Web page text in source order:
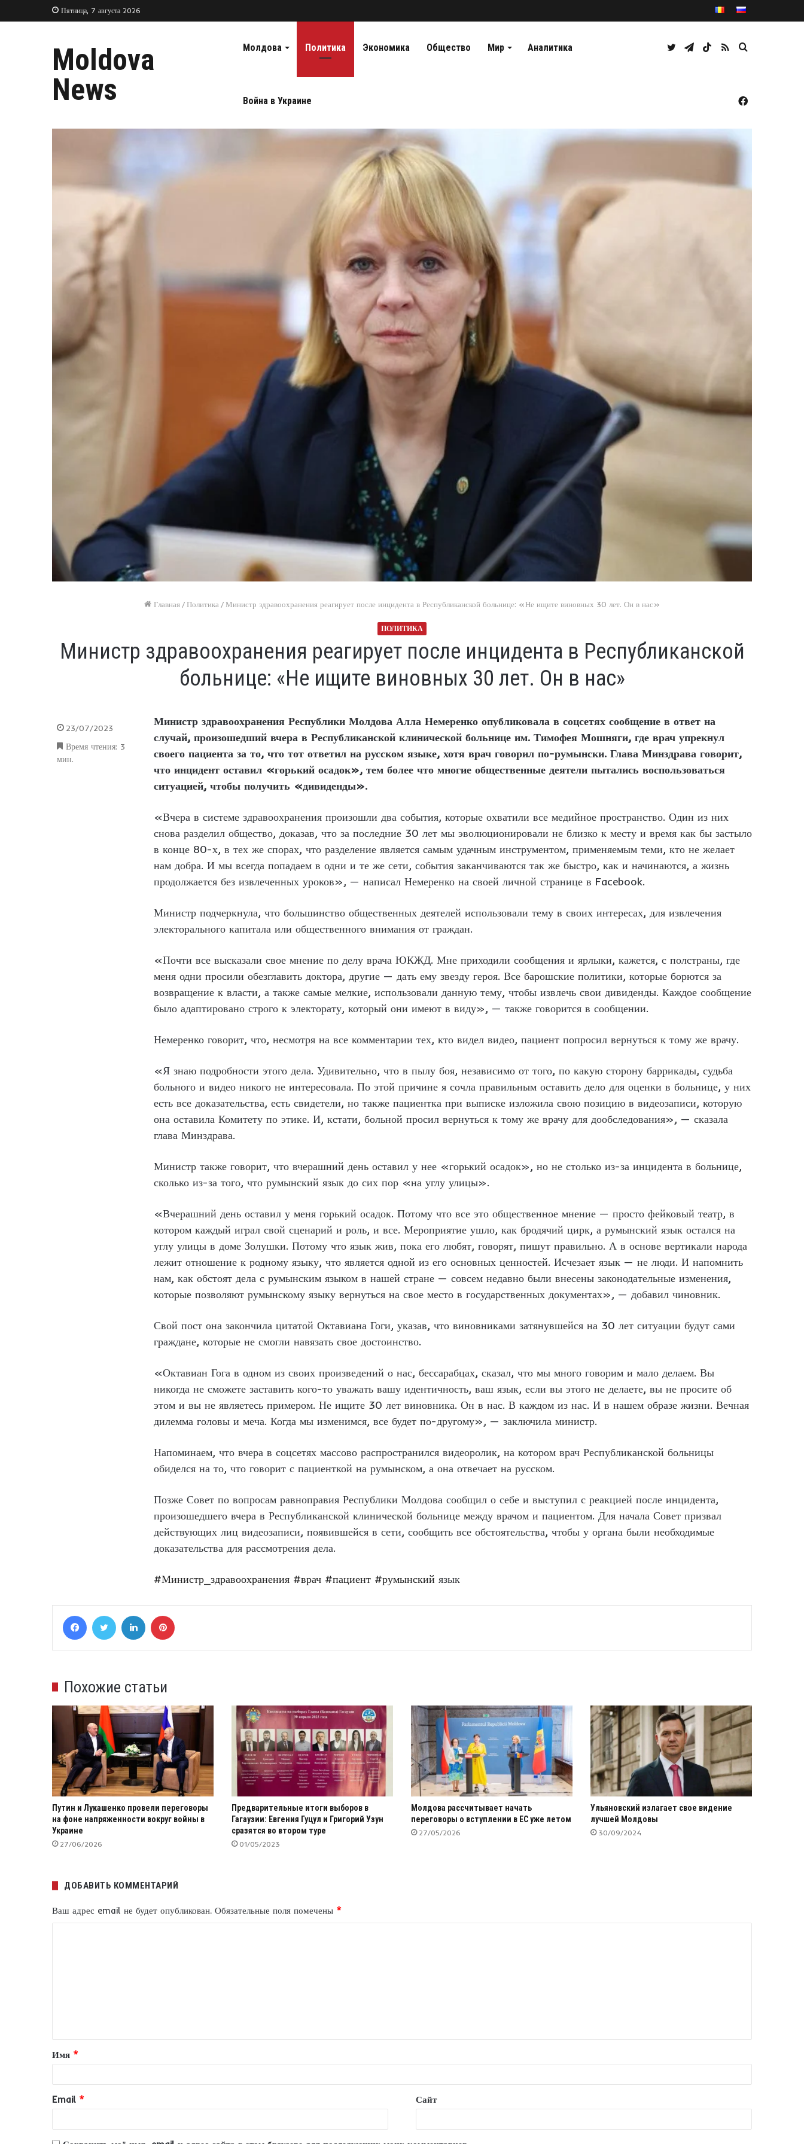
Пятница, 7 августа 2026
Moldova
News
Молдова Политика Экономика Общество Мир Аналитика
Война в Украине
Caută
RSS
TikTok
Telegram
Twitter
Facebook
Главная /Политика /Министр здравоохранения реагирует после инцидента в Республиканской больнице: «Не ищите виновных 30 лет. Он в нас»
ПОЛИТИКА
Министр здравоохранения реагирует после инцидента в Республиканской
больнице: «Не ищите виновных 30 лет. Он в нас»
Министр здравоохранения Республики Молдова Алла Немеренко опубликовала в соцсетях сообщение в ответ на
случай, произошедший вчера в Республиканской клинической больнице им. Тимофея Мошняги, где врач упрекнул
своего пациента за то, что тот ответил на русском языке, хотя врач говорил по-румынски. Глава Минздрава говорит,
что инцидент оставил «горький осадок», тем более что многие общественные деятели пытались воспользоваться
ситуацией, чтобы получить «дивиденды».
«Вчера в системе здравоохранения произошли два события, которые охватили все медийное пространство. Один из них
снова разделил общество, доказав, что за последние 30 лет мы эволюционировали не близко к месту и время как бы застыло
в конце 80-х, в тех же спорах, что разделение является самым удачным инструментом, применяемым теми, кто не желает
нам добра. И мы всегда попадаем в одни и те же сети, события заканчиваются так же быстро, как и начинаются, а жизнь
продолжается без извлеченных уроков», — написал Немеренко на своей личной странице в Facebook.
Министр подчеркнула, что большинство общественных деятелей использовали тему в своих интересах, для извлечения
электорального капитала или общественного внимания от граждан.
«Почти все высказали свое мнение по делу врача ЮКЖД. Мне приходили сообщения и ярлыки, кажется, с полстраны, где
меня одни просили обезглавить доктора, другие — дать ему звезду героя. Все барошские политики, которые борются за
возвращение к власти, а также самые мелкие, использовали данную тему, чтобы извлечь свои дивиденды. Каждое сообщение
было адаптировано строго к электорату, который они имеют в виду», — также говорится в сообщении.
Немеренко говорит, что, несмотря на все комментарии тех, кто видел видео, пациент попросил вернуться к тому же врачу.
«Я знаю подробности этого дела. Удивительно, что в пылу боя, независимо от того, по какую сторону баррикады, судьба
больного и видео никого не интересовала. По этой причине я сочла правильным оставить дело для оценки в больнице, у них
есть все доказательства, есть свидетели, но также пациентка при выписке изложила свою позицию в видеозаписи, которую
она оставила Комитету по этике. И, кстати, больной просил вернуться к тому же врачу для дообследования», — сказала
глава Минздрава.
Министр также говорит, что вчерашний день оставил у нее «горький осадок», но не столько из-за инцидента в больнице,
сколько из-за того, что румынский язык до сих пор «на углу улицы».
«Вчерашний день оставил у меня горький осадок. Потому что все это общественное мнение — просто фейковый театр, в
котором каждый играл свой сценарий и роль, и все. Мероприятие ушло, как бродячий цирк, а румынский язык остался на
углу улицы в доме Золушки. Потому что язык жив, пока его любят, говорят, пишут правильно. А в основе вертикали народа
лежит отношение к родному языку, что является одной из его основных ценностей. Исчезает язык — не люди. И напомнить
нам, как обстоят дела с румынским языком в нашей стране — совсем недавно были внесены законодательные изменения,
которые позволяют румынскому языку вернуться на свое место в государственных документах», — добавил чиновник.
Свой пост она закончила цитатой Октавиана Гоги, указав, что виновниками затянувшейся на 30 лет ситуации будут сами
граждане, которые не смогли навязать свое достоинство.
«Октавиан Гога в одном из своих произведений о нас, бессарабцах, сказал, что мы много говорим и мало делаем. Вы
никогда не сможете заставить кого-то уважать вашу идентичность, ваш язык, если вы этого не делаете, вы не просите об
этом и вы не являетесь примером. Не ищите 30 лет виновника. Он в нас. В каждом из нас. И в нашем образе жизни. Вечная
дилемма головы и меча. Когда мы изменимся, все будет по-другому», — заключила министр.
Напоминаем, что вчера в соцсетях массово распространился видеоролик, на котором врач Республиканской больницы
обиделся на то, что говорит с пациенткой на румынском, а она отвечает на русском.
Позже Совет по вопросам равноправия Республики Молдова сообщил о себе и выступил с реакцией после инцидента,
произошедшего вчера в Республиканской клинической больнице между врачом и пациентом. Для начала Совет призвал
действующих лиц видеозаписи, появившейся в сети, сообщить все обстоятельства, чтобы у органа были необходимые
доказательства для рассмотрения дела.
#Министр_здравоохранения #врач #пациент #румынский язык
23/07/2023
Время чтения: 3
мин.
FacebookTwitter LinkedIn
Похожие статьи
Путин и Лукашенко провели переговоры
на фоне напряженности вокруг войны в
Украине
27/06/2026
Предварительные итоги выборов в
Гагаузии: Евгения Гуцул и Григорий Узун
сразятся во втором туре
01/05/2023
Молдова рассчитывает начать
переговоры о вступлении в ЕС уже летом
27/05/2026
Ульяновский излагает свое видение
лучшей Молдовы
30/09/2024
ДОБАВИТЬ КОММЕНТАРИЙ
Ваш адрес email не будет опубликован. Обязательные поля помечены *
т
а
и
й
*
Имя *
Email * Сайт